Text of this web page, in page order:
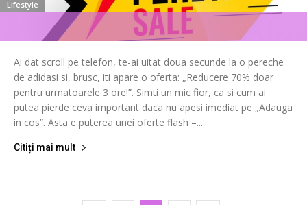
Lifestyle
Ai dat scroll pe telefon, te-ai uitat doua secunde la o pereche
de adidasi si, brusc, iti apare o oferta: „Reducere 70% doar
pentru urmatoarele 3 ore!”. Simti un mic fior, ca si cum ai
putea pierde ceva important daca nu apesi imediat pe „Adauga
in cos”. Asta e puterea unei oferte flash –...
Citiți mai mult